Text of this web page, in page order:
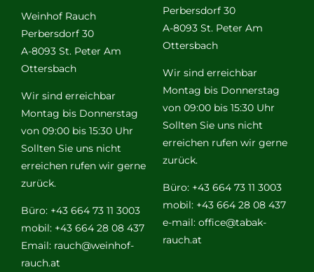
Weinhof Rauch
Perbersdorf 30
A-8093 St. Peter Am
Ottersbach
Wir sind erreichbar
Montag bis Donnerstag
von 09:00 bis 15:30 Uhr
Sollten Sie uns nicht
erreichen rufen wir gerne
zurück.
Büro: +43 664 73 11 3003
mobil: +43 664 28 08 437
Email: rauch@weinhof-
rauch.at
Perbersdorf 30
A-8093 St. Peter Am
Ottersbach
Wir sind erreichbar
Montag bis Donnerstag
von 09:00 bis 15:30 Uhr
Sollten Sie uns nicht
erreichen rufen wir gerne
zurück.
Büro: +43 664 73 11 3003
mobil: +43 664 28 08 437
e-mail: office@tabak-
rauch.at